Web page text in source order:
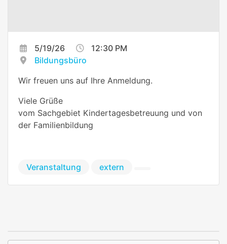
5/19/26
12:30 PM
Bildungsbüro
Wir freuen uns auf Ihre Anmeldung.
Viele Grüße
vom Sachgebiet Kindertagesbetreuung und von
der Familienbildung
Veranstaltung extern